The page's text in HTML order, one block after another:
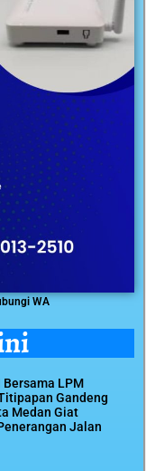
WA
Bersama LPM
Gandeng
Medan Giat
Jalan